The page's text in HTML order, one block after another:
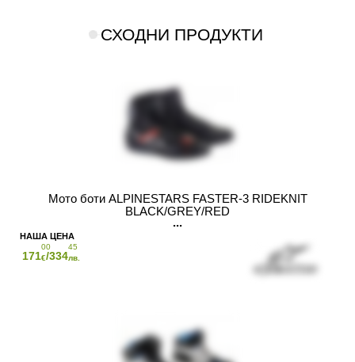
СХОДНИ ПРОДУКТИ
Мото боти ALPINESTARS FASTER-3 RIDEKNIT
BLACK/GREY/RED
171
00
€/334
45
лв.